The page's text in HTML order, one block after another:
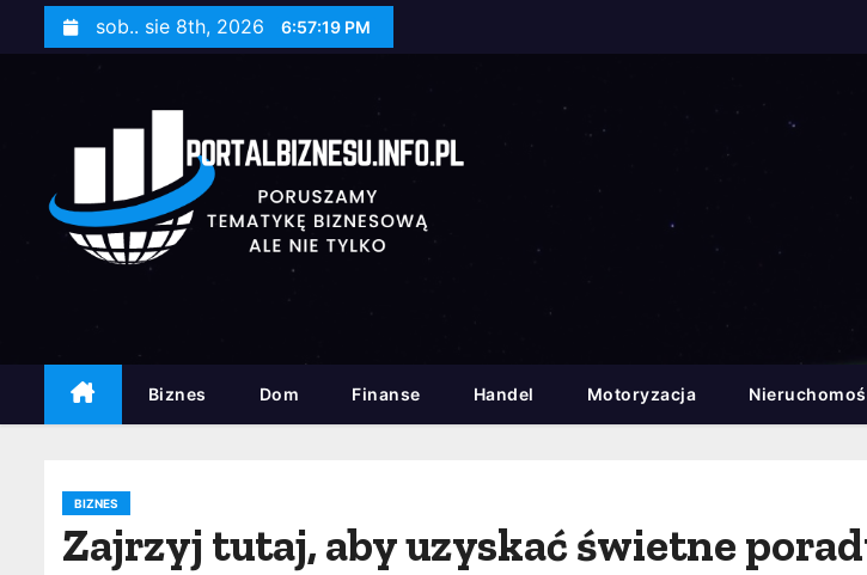
sob.. sie 8th, 2026 6:57:20 PM
Biznes Dom Finanse Handel Motoryzacja
BIZNES
Zajrzyj tutaj, aby uzyskać świetne